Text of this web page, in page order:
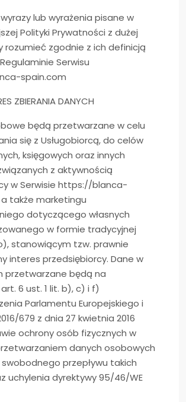
lub wyrażenia pisane w
Polityki Prywatności z dużej
rozumieć zgodnie z ich definicją
Serwisu
spain.com
ZBIERANIA DANYCH
będą przetwarzane w celu
się z Usługobiorcą, do celów
księgowych oraz innych
z aktywnością
w Serwisie https://blanca-
także marketingu
dotyczącego własnych
w formie tradycyjnej
stanowiącym tzw. prawnie
interes przedsiębiorcy. Dane w
przetwarzane będą na
6 ust. 1 lit. b), c) i f)
Parlamentu Europejskiego i
679 z dnia 27 kwietnia 2016
ochrony osób fizycznych w
danych osobowych
przepływu takich
uchylenia dyrektywy 95/46/WE